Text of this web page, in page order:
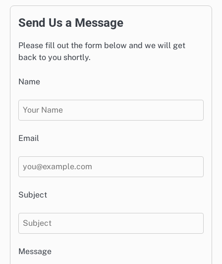
Send Us a Message
Please fill out the form below and we will get
back to you shortly.
Name
Email
Subject
Message